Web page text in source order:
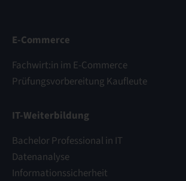
E-Commerce
Fachwirt:in im E-Commerce
Prüfungsvorbereitung Kaufleute
IT-Weiterbildung
Bachelor Professional in IT
Datenanalyse
Informationssicherheit